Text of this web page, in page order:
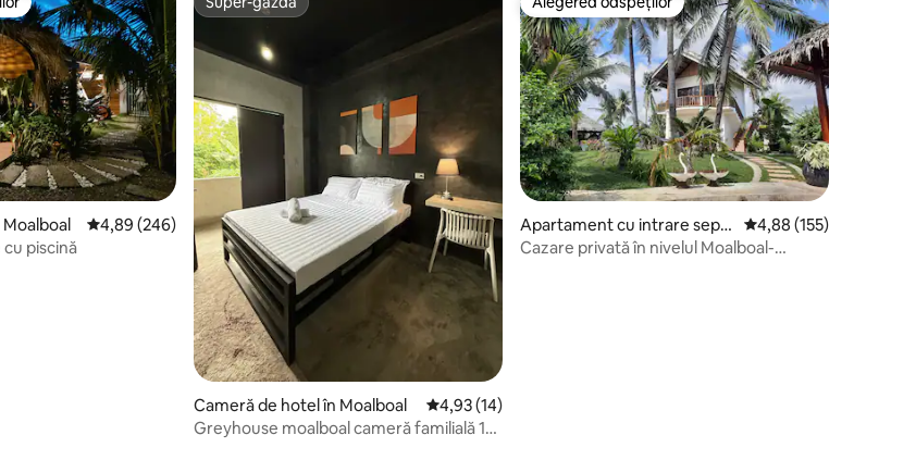
Scor mediu de 4,89 din 5, 246 recenzii
4,89 (246)
cu piscină
Super-gazdă
Cameră de hotel în Moalboal Scor mediu de 4,93 din 5, 14 recenzii
4,93 (14)
Greyhouse moalboal cameră familială 1
Alegerea oaspeților
Apartament cu intrare separ
ată în Moalboal
Scor mediu de 4,88
4,88 (155)
Cazare privată în nivelul Moalboal-